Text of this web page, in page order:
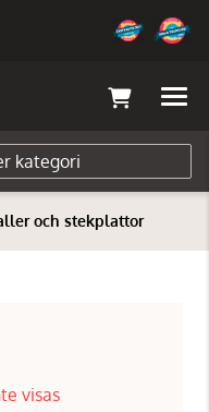
och stekplattor
visas